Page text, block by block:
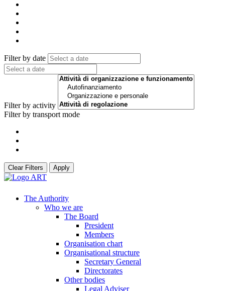
Filter by date
Filter by activity
Filter by transport mode
Clear Filters Apply
The Authority
Who we are
The Board
President
Members
Organisation chart
Organisational structure
Secretary General
Directorates
Other bodies
Legal Adviser